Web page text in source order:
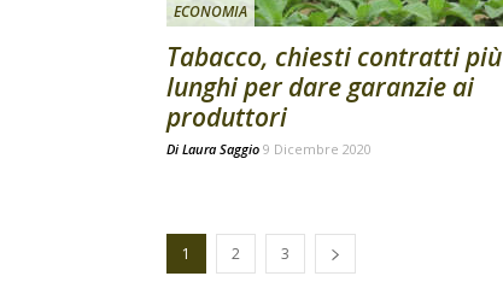
ECONOMIA
Tabacco, chiesti contratti più
lunghi per dare garanzie ai
produttori
Di Laura Saggio 9 Dicembre 2020
1 2 3